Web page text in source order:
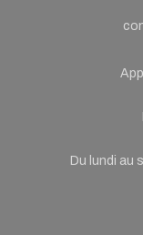
Du lundi au